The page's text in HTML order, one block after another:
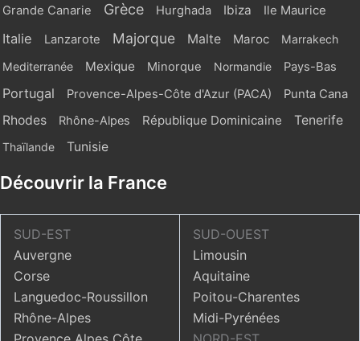
Grande Canarie Grèce Hurghada Ibiza Ile Maurice
Italie Lanzarote Majorque Malte Maroc
Marrakech
Mediterranée
Mexique Minorque Normandie Pays-Bas
Portugal Provence-Alpes-Côte d'Azur (PACA) Punta Cana
Rhodes Rhône-Alpes République Dominicaine Tenerife
Thaïlande Tunisie
Découvrir la France
SUD-EST
Auvergne
Corse
Languedoc-Roussillon
Rhône-Alpes
SUD-OUEST
Limousin
Aquitaine
Poitou-Charentes
Midi-Pyrénées